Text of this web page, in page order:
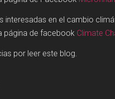
interesadas en el cambio
página de facebook Climate
por leer este blog.